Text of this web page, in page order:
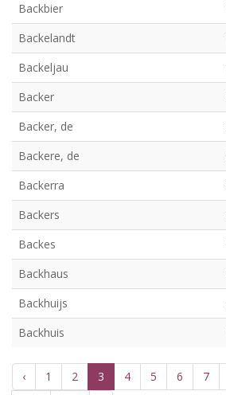
Backbier
Backelandt
Backeljau
Backer
Backer, de
Backere, de
Backerra
Backers
Backes
Backhaus
Backhuijs
Backhuis
‹ 1 2 3 4 5 6 7